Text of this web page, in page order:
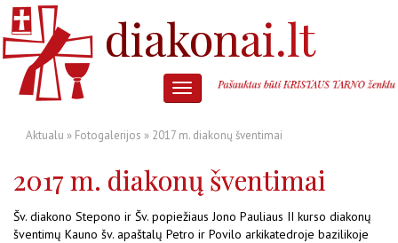
Aktualu » Fotogalerijos » 2017 m. diakonų šventimai
2017 m. diakonų šventimai
Šv. diakono Stepono ir Šv. popiežiaus Jono Pauliaus II kurso diakonų
šventimų Kauno šv. apaštalų Petro ir Povilo arkikatedroje bazilikoje